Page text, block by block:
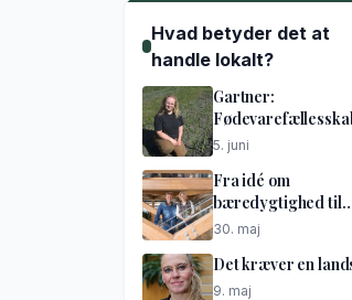
Hvad betyder det at
handle lokalt?
Gartner:
god idé
5. juni
Fra idé om
bæredygtighed til
netværkshus
30. maj
Det kræver en
9. maj